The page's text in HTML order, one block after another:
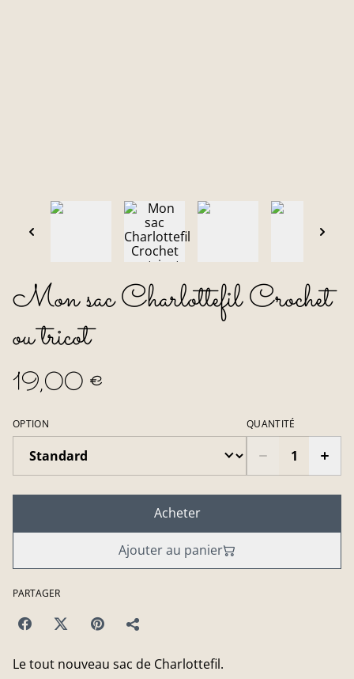
Mon sac Charlottefil Crochet
ou tricot
19,00 €
OPTION QUANTITÉ
Acheter
Ajouter au panier
PARTAGER
Le tout nouveau sac de Charlottefil.